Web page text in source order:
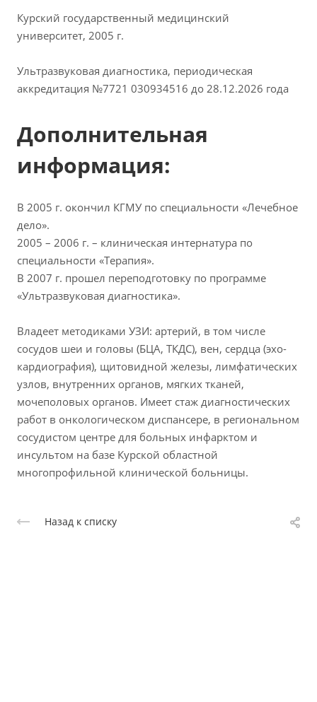
Курский государственный медицинский
университет, 2005 г.
Ультразвуковая диагностика, периодическая
аккредитация №7721 030934516 до 28.12.2026 года
Дополнительная
информация:
В 2005 г. окончил КГМУ по специальности «Лечебное
дело».
2005 – 2006 г. – клиническая интернатура по
специальности «Терапия».
В 2007 г. прошел переподготовку по программе
«Ультразвуковая диагностика».
Владеет методиками УЗИ: артерий, в том числе
сосудов шеи и головы (БЦА, ТКДС), вен, сердца (эхо-
кардиография), щитовидной железы, лимфатических
узлов, внутренних органов, мягких тканей,
мочеполовых органов. Имеет стаж диагностических
работ в онкологическом диспансере, в региональном
сосудистом центре для больных инфарктом и
инсультом на базе Курской областной
многопрофильной клинической больницы.
Назад к списку